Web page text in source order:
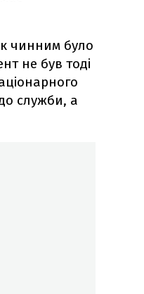
чинним було
не був тоді
служби, а